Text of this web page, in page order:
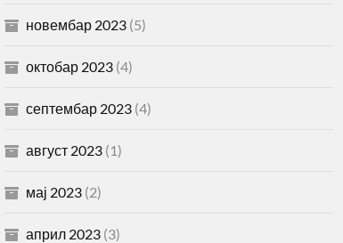
новембар 2023(5)
октобар 2023(4)
септембар 2023(4)
август 2023(1)
мај 2023(2)
април 2023(3)